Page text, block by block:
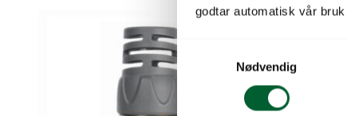
godtar automatisk vår
S
a
Nødvendig